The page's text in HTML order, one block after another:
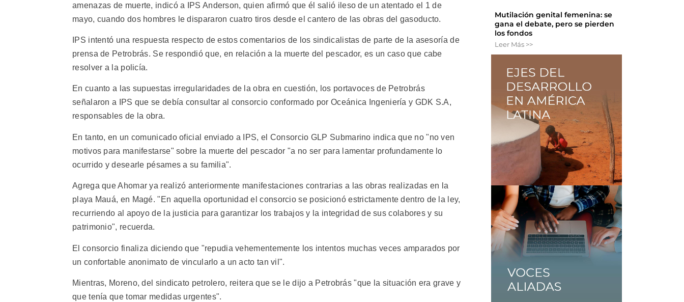
amenazas de muerte, indicó a IPS Anderson, quien afirmó que él salió ileso de un atentado el 1 de
mayo, cuando dos hombres le dispararon cuatro tiros desde el cantero de las obras del gasoducto.
IPS intentó una respuesta respecto de estos comentarios de los sindicalistas de parte de la asesoría de
prensa de Petrobrás. Se respondió que, en relación a la muerte del pescador, es un caso que cabe
resolver a la policía.
En cuanto a las supuestas irregularidades de la obra en cuestión, los portavoces de Petrobrás
señalaron a IPS que se debía consultar al consorcio conformado por Oceánica Ingeniería y GDK S.A,
responsables de la obra.
En tanto, en un comunicado oficial enviado a IPS, el Consorcio GLP Submarino indica que no "no ven
motivos para manifestarse" sobre la muerte del pescador "a no ser para lamentar profundamente lo
ocurrido y desearle pésames a su familia".
Agrega que Ahomar ya realizó anteriormente manifestaciones contrarias a las obras realizadas en la
playa Mauá, en Magé. "En aquella oportunidad el consorcio se posicionó estrictamente dentro de la ley,
recurriendo al apoyo de la justicia para garantizar los trabajos y la integridad de sus colabores y su
patrimonio", recuerda.
El consorcio finaliza diciendo que "repudia vehementemente los intentos muchas veces amparados por
un confortable anonimato de vincularlo a un acto tan vil".
Mientras, Moreno, del sindicato petrolero, reitera que se le dijo a Petrobrás "que la situación era grave y
que tenía que tomar medidas urgentes".
Mutilación genital femenina: se
gana el debate, pero se pierden
los fondos
Leer Más >>